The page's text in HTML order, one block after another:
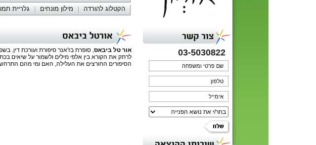
הקטלוג להורדה
מילון מונחים גלריית
צור קשר
03-5030822
אורטל ביבאס
אור טל ביבאס, סופרת בז'אנר סיפורת ועורכת דין.
לרתק את הקורא בין אלפי מילים ולשמור על שיאים
הסיפורים החורצים את העלילה, האם ומי מהם